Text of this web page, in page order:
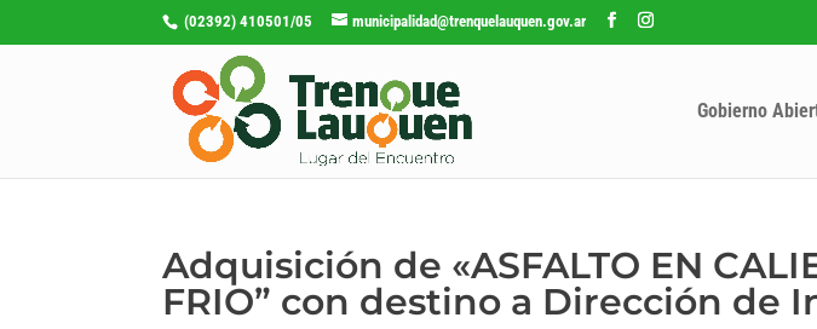
(02392) 410501/05 municipalidad@trenquelauquen.gov.ar
Gobierno
Adquisición de «ASFALTO EN
FRIO” con destino a Dirección de